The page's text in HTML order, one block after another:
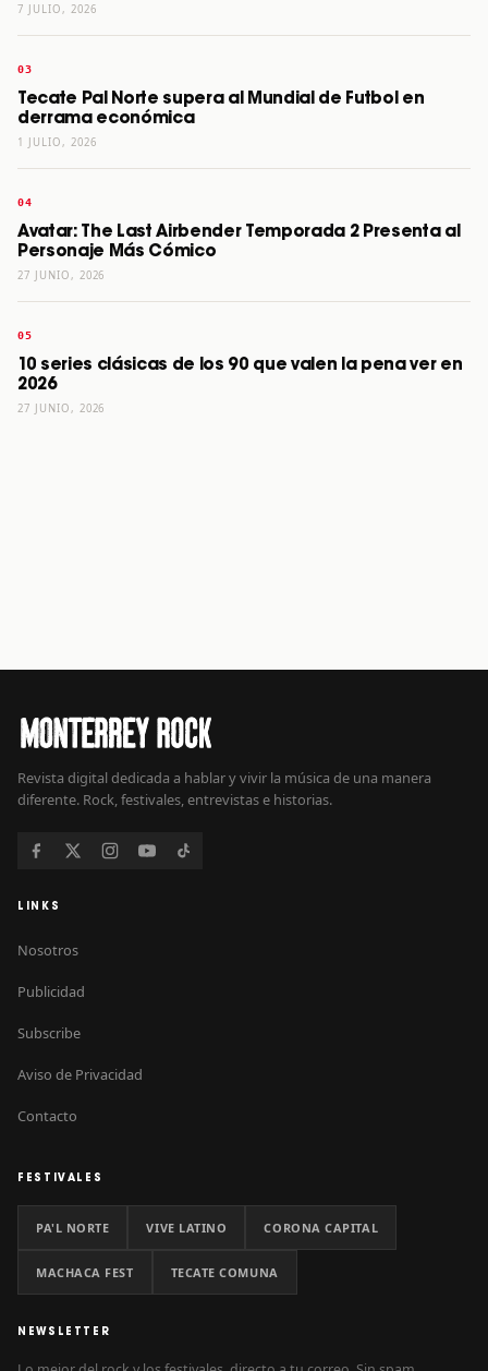
7 JULIO, 2026
Tecate Pal Norte supera al Mundial de Futbol en
derrama económica
1 JULIO, 2026
Avatar: The Last Airbender Temporada 2 Presenta al
Personaje Más Cómico
27 JUNIO, 2026
10 series clásicas de los 90 que valen la pena ver en
2026
27 JUNIO, 2026
Revista digital dedicada a hablar y vivir la música de una manera
diferente. Rock, festivales, entrevistas e historias.
LINKS
Nosotros
Publicidad
Subscribe
Aviso de Privacidad
Contacto
FESTIVALES
PA'L NORTE VIVE LATINO CORONA CAPITAL
MACHACA FEST TECATE COMUNA
NEWSLETTER